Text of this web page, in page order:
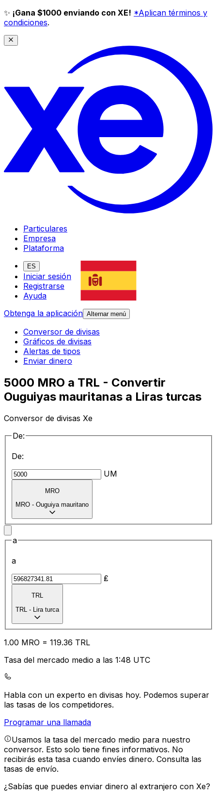
✨ ¡Gana $1000 enviando con XE! *Aplican términos y
condiciones.
Particulares
Empresa
Plataforma
ES
Iniciar sesión
Registrarse
Ayuda
Obtenga la aplicación Alternar menú
Conversor de divisas
Gráficos de divisas
Alertas de tipos
Enviar dinero
5000 MRO a TRL - Convertir
Ouguiyas mauritanas a Liras turcas
Conversor de divisas Xe
De:
De:
UM
MRO
MRO - Ouguiya mauritano
a
a
₤
TRL
TRL - Lira turca
1.00 MRO = 119.36 TRL
Tasa del mercado medio a las 1:48 UTC
Habla con un experto en divisas hoy. Podemos superar
las tasas de los competidores.
Programar una llamada
Usamos la tasa del mercado medio para nuestro
conversor. Esto solo tiene fines informativos. No
recibirás esta tasa cuando envíes dinero. Consulta las
tasas de envío.
¿Sabías que puedes enviar dinero al extranjero con Xe?